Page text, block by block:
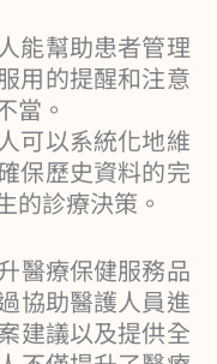
能幫助患者管理
用的提醒和注意
當。
可以系統化地維
保歷史資料的完
的診療決策。
醫療保健服務品
協助醫護人員進
建議以及提供全